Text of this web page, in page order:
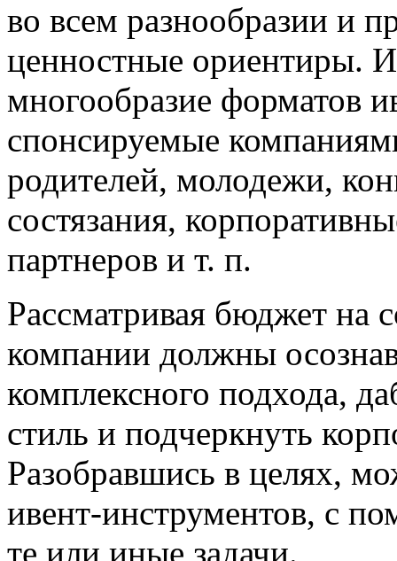
во всем разнообразии и
ценностные ориентиры.
многообразие форматов
спонсируемые
родителей, молодежи,
состязания,
партнеров и т. п.
Рассматривая бюджет на
компании должны
комплексного подхода,
стиль и подчеркнуть
Разобравшись в целях,
ивент-инструментов, с
те или иные задачи.